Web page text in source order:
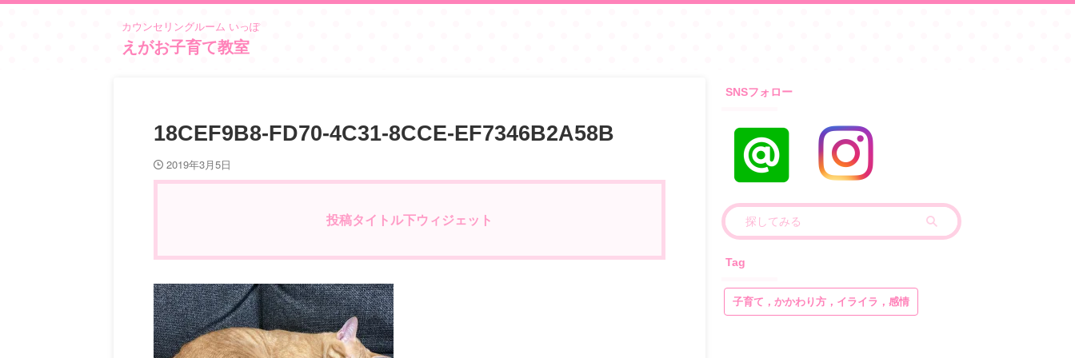
カウンセリングルーム いっぽ
えがお子育て教室
18CEF9B8-FD70-4C31-8CCE-EF7346B2A58B
2019年3月5日
投稿タイトル下ウィジェット
SNSフォロー
Tag
子育て，かかわり方，イライラ，感情